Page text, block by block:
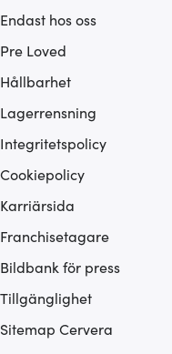
Endast hos oss
Pre Loved
Hållbarhet
Lagerrensning
Integritetspolicy
Cookiepolicy
Karriärsida
Franchisetagare
Bildbank för press
Tillgänglighet
Sitemap Cervera